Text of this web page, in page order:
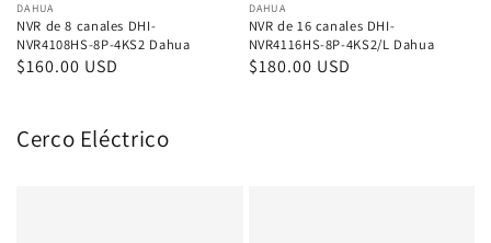
Proveedor:
DAHUA
NVR de 8 canales DHI-
NVR4108HS-8P-4KS2 Dahua
Precio
$160.00 USD
Proveedor:
DAHUA
NVR de 16 canales DHI-
NVR4116HS-8P-4KS2/L Dahua
Precio
$180.00 USD
Cerco Eléctrico